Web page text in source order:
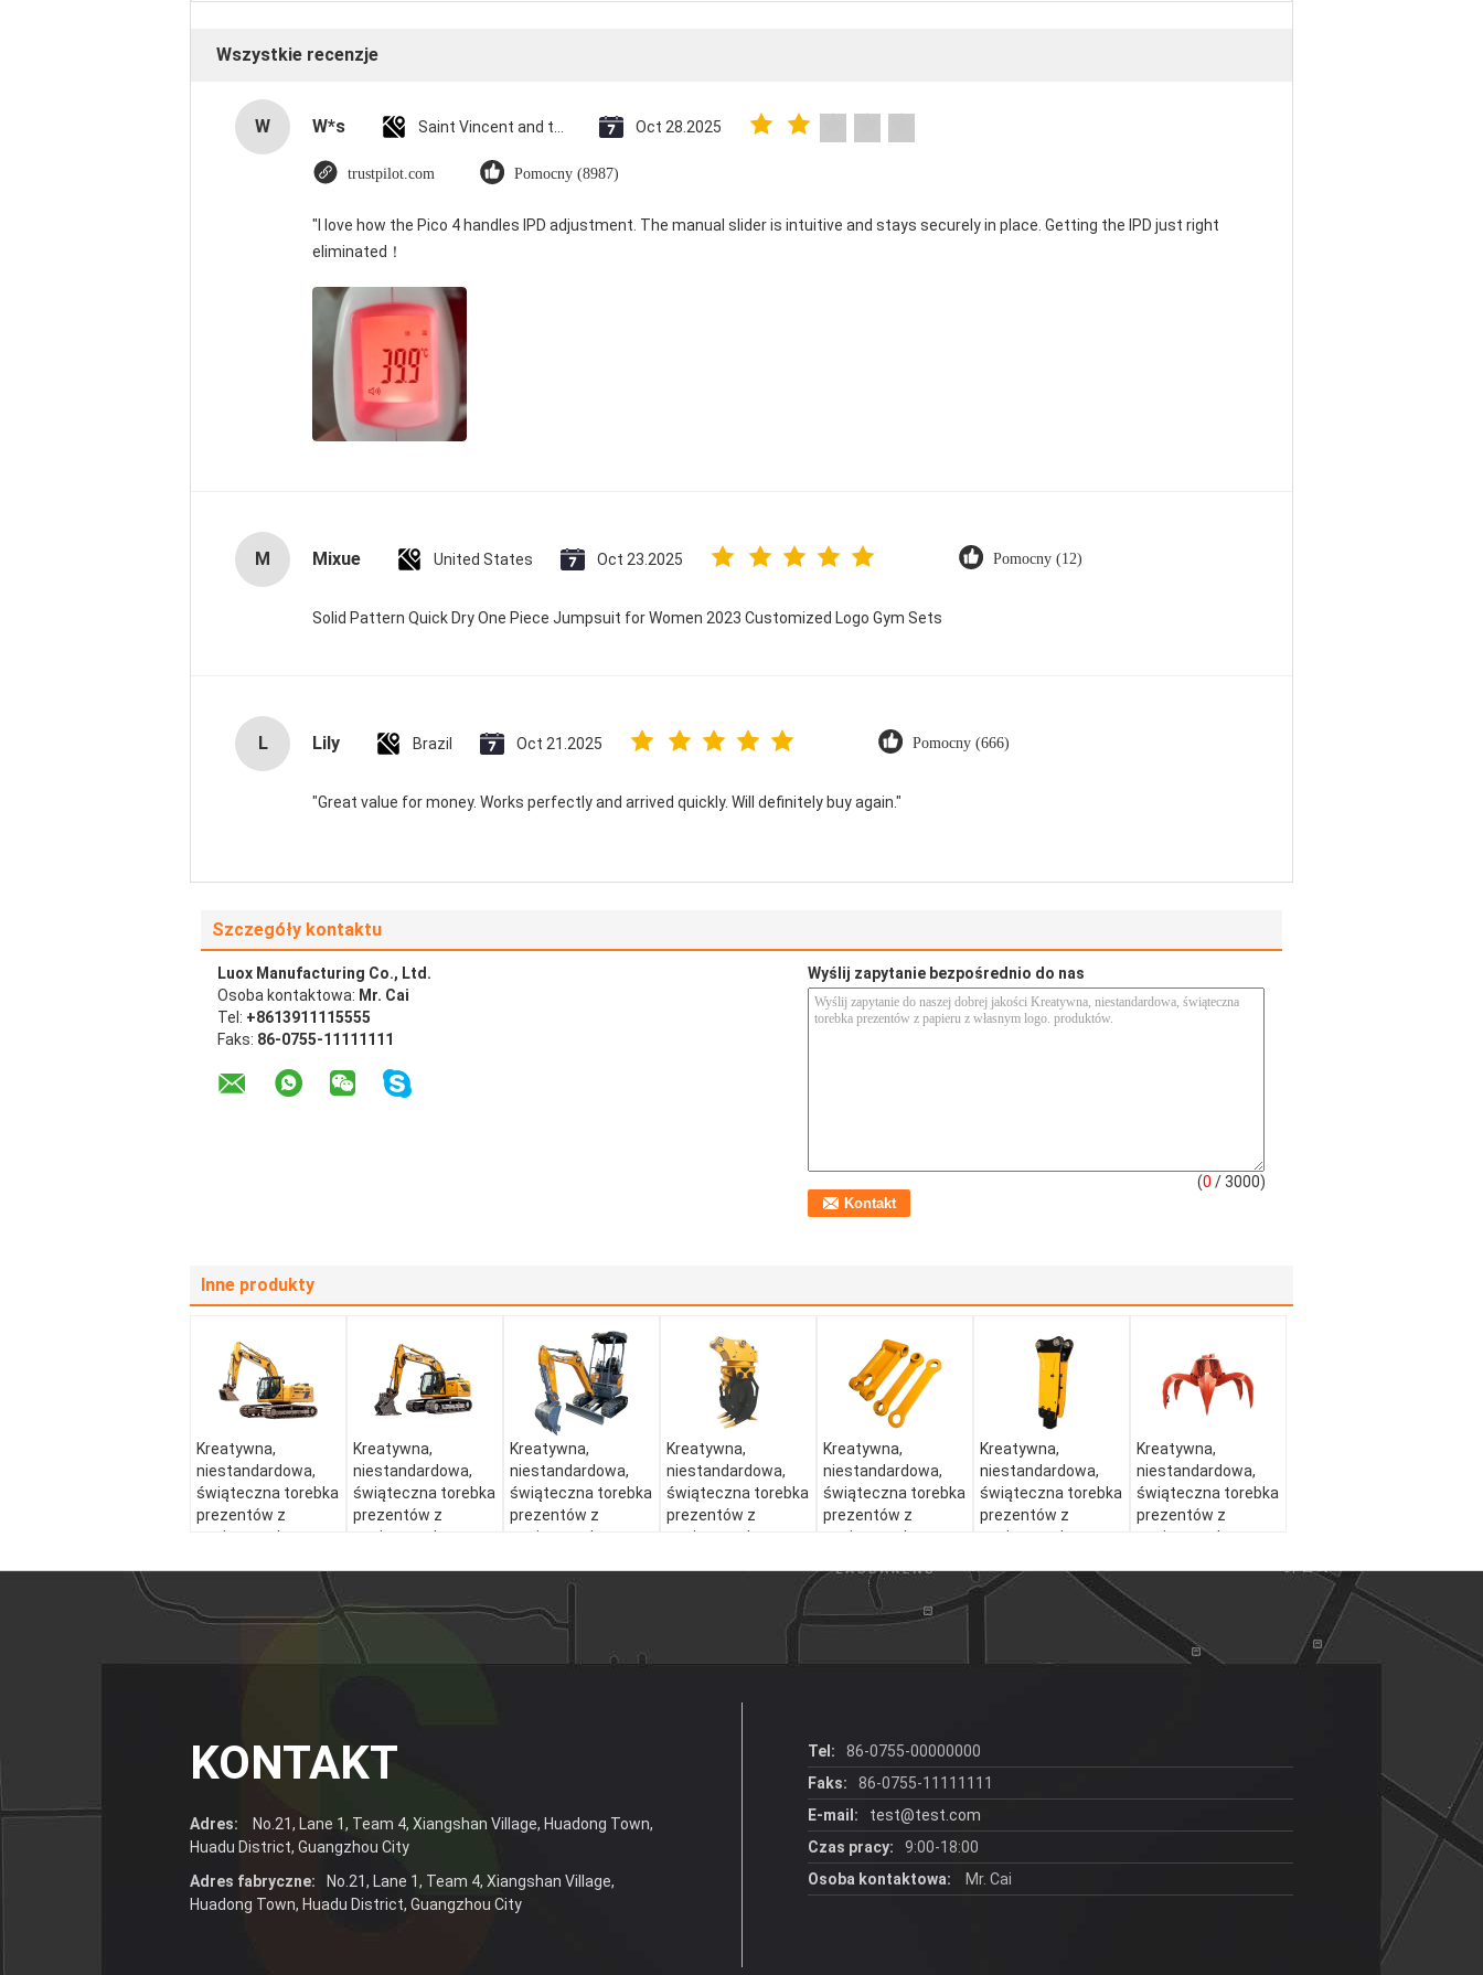
Wszystkie recenzje
W W*s Oct 28.2025
trustpilot.com Pomocny (8987)
"I love how the Pico 4 handles IPD adjustment. The manual slider is intuitive and stays securely in place. Getting the IPD just right
eliminated！
M Mixue United States Oct 23.2025 Pomocny (12)
Solid Pattern Quick Dry One Piece Jumpsuit for Women 2023 Customized Logo Gym Sets
L Lily Brazil Oct 21.2025 Pomocny (666)
"Great value for money. Works perfectly and arrived quickly. Will definitely buy again."
Szczegóły kontaktu
Luox Manufacturing Co., Ltd.
Osoba kontaktowa: Mr. Cai
Tel: +8613911115555
Faks: 86-0755-11111111
Wyślij zapytanie bezpośrednio do nas
(0 / 3000)
Inne produkty
Kreatywna,
niestandardowa,
świąteczna torebka
prezentów z
papieru z własnym
Kreatywna,
niestandardowa,
świąteczna torebka
prezentów z
papieru z własnym
Kreatywna,
niestandardowa,
świąteczna torebka
prezentów z
papieru z własnym
Kreatywna,
niestandardowa,
świąteczna torebka
prezentów z
papieru z własnym
Kreatywna,
niestandardowa,
świąteczna torebka
prezentów z
papieru z własnym
Kreatywna,
niestandardowa,
świąteczna torebka
prezentów z
papieru z własnym
Kreatywna,
niestandardowa,
świąteczna torebka
prezentów z
papieru z własnym
KONTAKT
Adres:
No.21, Lane 1, Team 4, Xiangshan Village, Huadong Town,
Huadu District, Guangzhou City
Adres fabryczne:
No.21, Lane 1, Team 4, Xiangshan Village,
Huadong Town, Huadu District, Guangzhou City
Tel:
86-0755-00000000
Faks:
86-0755-11111111
E-mail:
test@test.com
Czas pracy:
9:00-18:00
Osoba kontaktowa:
Mr. Cai